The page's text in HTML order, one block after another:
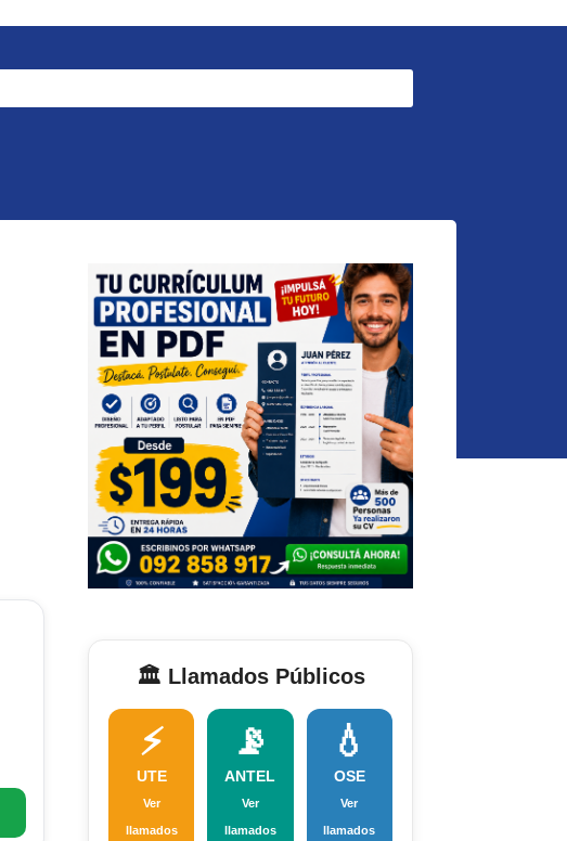
🏛️ Llamados Públicos
⚡
UTE
Ver
llamados
📡
ANTEL
Ver
llamados
💧
OSE
Ver
llamados